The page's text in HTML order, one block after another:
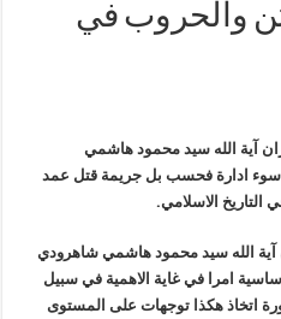
والحروب في
آية الله سيد محمود هاشمي
سوء ادارة فحسب بل جريمة قتل عمد
التاريخ الاسلامي.
آية الله سيد محمود هاشمي شاهرودي
امرا في غاية الاهمية في سبيل
اتخاذ هكذا توجهات على المستوى